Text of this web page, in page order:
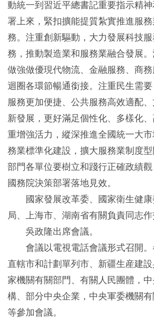
動統一到習近平總書記重要指示精
署上來，緊扣擴能提質紮實推進服
務。注重創新驅動，大力發展科技
務，推動製造業和服務業融合發展。
做強做優現代物流、金融服務、商
迴圈各環節暢通銜接。注重民生需
服務更加便捷、公共服務高效適配
新發展，更好滿足個性化、多樣化
重增強活力，縱深推進全國統一大
務業標準化建設，擴大服務業制度
部門各單位要樹立和踐行正確政績
國務院決策部署落地見效。
國家發展改革委、國家衛生健康
局、上海市、湖南省有關負責同志作
吳政隆出席會議。
會議以電視電話會議形式召開。
直轄市和計劃單列市、新疆生産建
家機關有關部門、有關人民團體，
構、部分中央企業，中央軍委機關
等參加會議。